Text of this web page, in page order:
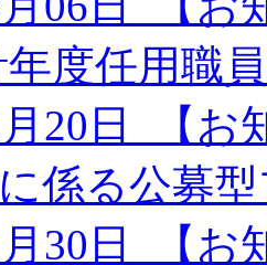
度任用職
20日
【
係る公募
30日
【